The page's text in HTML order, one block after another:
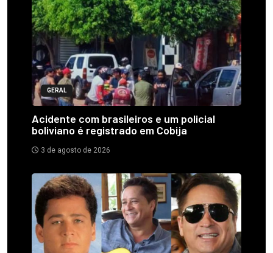
GERAL
Acidente com brasileiros e um policial
boliviano é registrado em Cobija
3 de agosto de 2026